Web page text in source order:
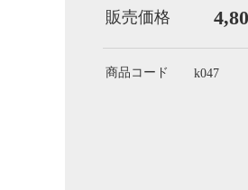
販売価格
商品コード k047